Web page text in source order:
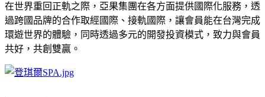
在世界重回正軌之際，亞果集團在各方面提供國際化服務，透
過跨國品牌的合作取經國際、接軌國際，讓會員能在台灣完成
環遊世界的體驗，同時透過多元的開發投資模式，致力與會員
共好，共創雙贏。